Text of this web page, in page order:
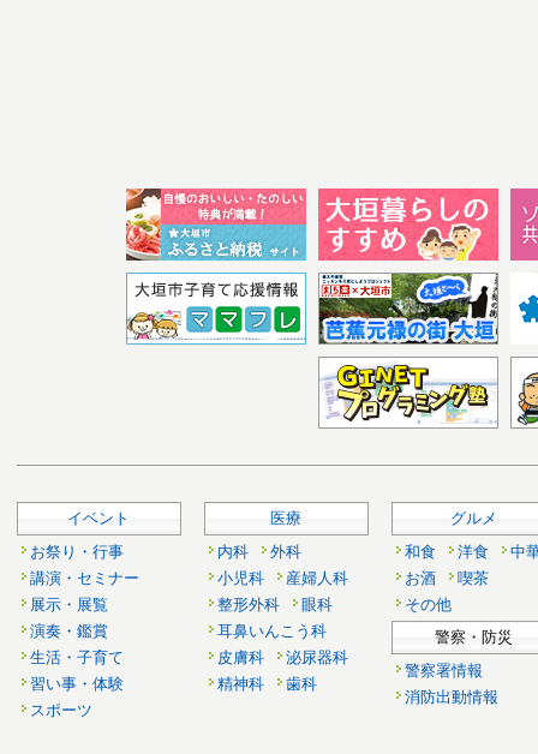
イベント
お祭り・行事
講演・セミナー
展示・展覧
演奏・鑑賞
生活・子育て
習い事・体験
スポーツ
医療
内科
外科
小児科
産婦人科
整形外科
眼科
耳鼻いんこう科
皮膚科
泌尿器科
精神科
歯科
グルメ
和食 洋食
中
お酒
喫茶
その他
警察・防災
警察署情報
消防出動情報